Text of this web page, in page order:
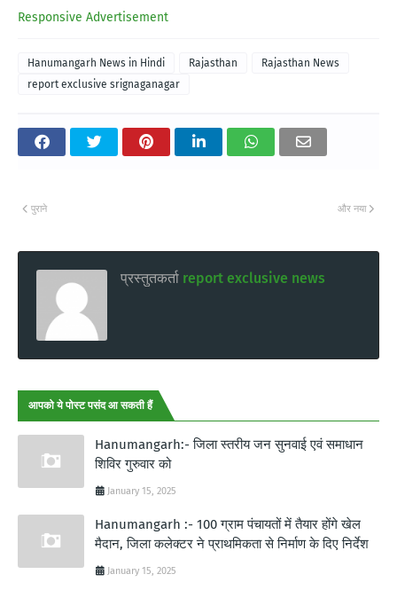
Responsive Advertisement
Hanumangarh News in Hindi Rajasthan
Rajasthan News
report exclusive srignaganagar
और नया
पुराने
प्रस्तुतकर्ता report exclusive news
आपको ये पोस्ट पसंद आ सकती हैं
Hanumangarh:- जिला स्तरीय जन सुनवाई एवं समाधान
शिविर गुरुवार को
January 15, 2025
Hanumangarh :- 100 ग्राम पंचायतों में तैयार होंगे खेल
मैदान, जिला कलेक्टर ने प्राथमिकता से निर्माण के दिए निर्देश
January 15, 2025